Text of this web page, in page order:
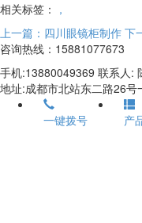
相关标签： ，
上一篇：四川眼镜柜制作 下
咨询热线：15881077673
手机:13880049369 联系人:
地址:成都市北站东二路26号
一键拨号
产